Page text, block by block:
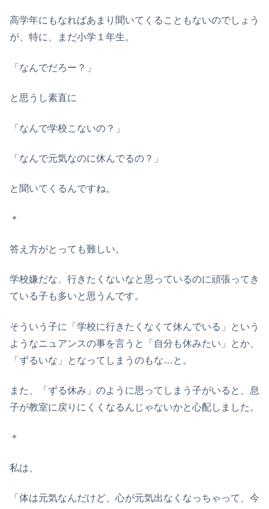
高学年にもなればあまり聞いてくることもないのでしょう
が、特に、まだ小学１年生。
「なんでだろー？」
と思うし素直に
「なんで学校こないの？」
「なんで元気なのに休んでるの？」
と聞いてくるんですね。
＊
答え方がとっても難しい。
学校嫌だな、行きたくないなと思っているのに頑張ってき
ている子も多いと思うんです。
そういう子に「学校に行きたくなくて休んでいる」という
ようなニュアンスの事を言うと「自分も休みたい」とか、
「ずるいな」となってしまうのもな…と。
また、「ずる休み」のように思ってしまう子がいると、息
子が教室に戻りにくくなるんじゃないかと心配しました。
＊
私は、
「体は元気なんだけど、心が元気出なくなっちゃって、今